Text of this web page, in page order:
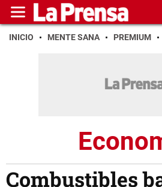
INICIO MENTE SANA PREMIUM
Combustibles